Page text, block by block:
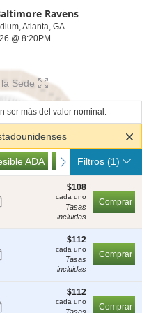
Ravens
Atlanta, GAMercedes-Benz
@ 8:20PM
Sede
ser más del valor nominal.
ADA
ADA Pases de Acceso
Pases de Acceso
next
Filtros(1)
detalles
$108
cada
uno
$108
cada uno
Tasas
incluidas
Comprar
detalles
$112
cada
uno
$112
cada uno
Tasas
incluidas
Comprar
$112
cada
uno
$112
cada uno
Comprar